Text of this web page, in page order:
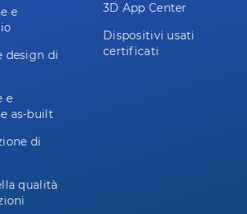
e
design di
e
as-built
di
qualità
3D App Center
Dispositivi usati
certificati